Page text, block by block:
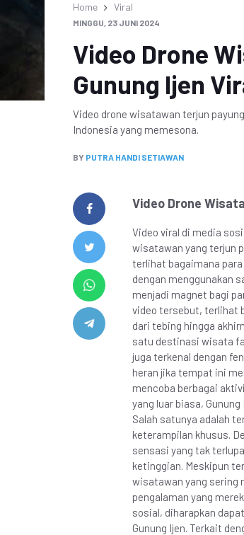
Home Viral
MINGGU, 23 JUNI 2024
Video Drone
Gunung Ijen
Video drone wisatawan terjun
Indonesia yang memesona.
BY PUTRA HANDI SETIAWAN
Video Drone
Video viral di media
wisatawan yang terjun
terlihat bagaimana
dengan menggunakan
menjadi magnet bagi
video tersebut, terlihat
dari tebing hingga
satu destinasi wisata
juga terkenal dengan
heran jika tempat ini
mencoba berbagai
yang luar biasa,
Salah satunya adalah
keterampilan khusus.
sensasi yang tak
ketinggian. Meskipun
wisatawan yang sering
pengalaman yang
sosial, diharapkan
Gunung Ijen. Terkait